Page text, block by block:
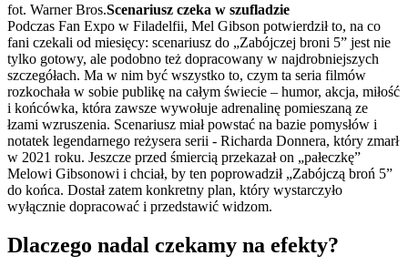
fot. Warner Bros.Scenariusz czeka w szufladzie
Podczas Fan Expo w Filadelfii, Mel Gibson potwierdził to, na co
fani czekali od miesięcy: scenariusz do „Zabójczej broni 5” jest nie
tylko gotowy, ale podobno też dopracowany w najdrobniejszych
szczegółach. Ma w nim być wszystko to, czym ta seria filmów
rozkochała w sobie publikę na całym świecie – humor, akcja, miłość
i końcówka, która zawsze wywołuje adrenalinę pomieszaną ze
łzami wzruszenia. Scenariusz miał powstać na bazie pomysłów i
notatek legendarnego reżysera serii - Richarda Donnera, który zmarł
w 2021 roku. Jeszcze przed śmiercią przekazał on „pałeczkę”
Melowi Gibsonowi i chciał, by ten poprowadził „Zabójczą broń 5”
do końca. Dostał zatem konkretny plan, który wystarczyło
wyłącznie dopracować i przedstawić widzom.
Dlaczego nadal czekamy na efekty?